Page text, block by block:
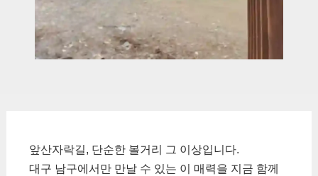
앞산자락길, 단순한 볼거리 그 이상입니다.
대구 남구에서만 만날 수 있는 이 매력을 지금 함께